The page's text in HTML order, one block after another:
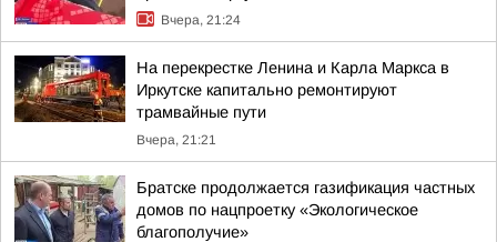
Вчера, 21:24
На перекрестке Ленина и Карла Маркса в
Иркутске капитально ремонтируют
трамвайные пути
Вчера, 21:21
Братске продолжается газификация частных
домов по нацпроетку «Экологическое
благополучие»